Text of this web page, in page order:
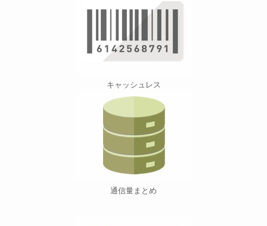
キャッシュレス
通信量まとめ